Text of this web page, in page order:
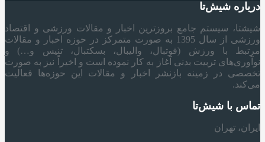
درباره شیش‌تا
شیشتا، سیستم جامع بروزترین اخبار و مقالات ورزشی و اقتصاد
ورزشی از سال 1395 به صورت متمرکز در حوزه اخبار و مقالات
مرتبط با ورزش (فوتبال، والیبال، بسکتبال، تنیس و…) و
نوآوری‌های تربیت بدنی آغاز به کار نموده است و اخیراً نیز به صورت
تخصصی در زمینه بازنشر اخبار و مقالات این حوزه‌ها فعالیت
می‌کند.
تماس با شیش‌تا
ایران، تهران